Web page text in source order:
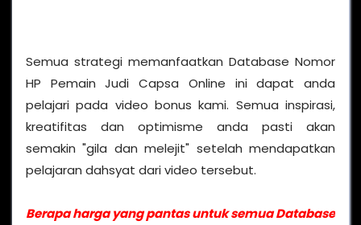
Semua strategi memanfaatkan Database Nomor
HP Pemain Judi Capsa Online ini dapat anda
pelajari pada video bonus kami. Semua inspirasi,
kreatifitas dan optimisme anda pasti akan
semakin "gila dan melejit" setelah mendapatkan
pelajaran dahsyat dari video tersebut.
Berapa harga yang pantas untuk semua Database